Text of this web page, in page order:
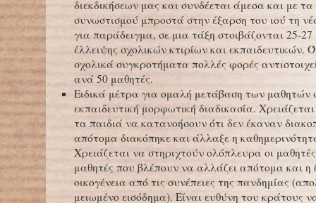
διεκδικήσεων μας και συνδέεται άμεσα και με
συνωστισμού μπροστά στην έξαρση του ιού τη
για παράδειγμα, σε μια τάξη στοιβάζονται 25-
έλλειψης σχολικών κτιρίων και εκπαιδευτικών.
σχολικά συγκροτήματα πολλές φορές
ανά 50 μαθητές.
Ειδικά μέτρα για ομαλή μετάβαση των μαθητών
εκπαιδευτική μορφωτική διαδικασία.
τα παιδιά να κατανοήσουν ότι δεν έκαναν
απότομα διακόπηκε και άλλαξε η
Χρειάζεται να στηριχτούν ολόπλευρα οι
μαθητές που βλέπουν να αλλάζει απότομα και η
οικογένεια από τις συνέπειες της πανδημίας
μειωμένο εισόδημα). Είναι ευθύνη του κράτους